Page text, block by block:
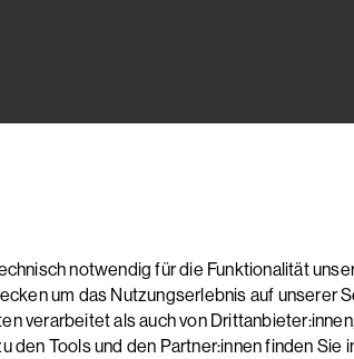
notwendig für die Funktionalität
um das Nutzungserlebnis auf unserer
verarbeitet als auch von
den Tools und den Partner:innen finden